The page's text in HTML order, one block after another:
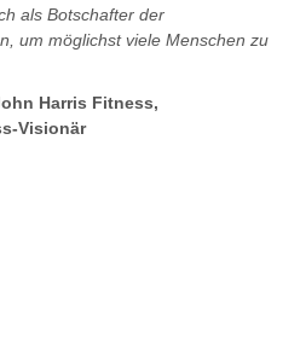
als Botschafter der
um möglichst viele Menschen zu
Harris Fitness,
Visionär